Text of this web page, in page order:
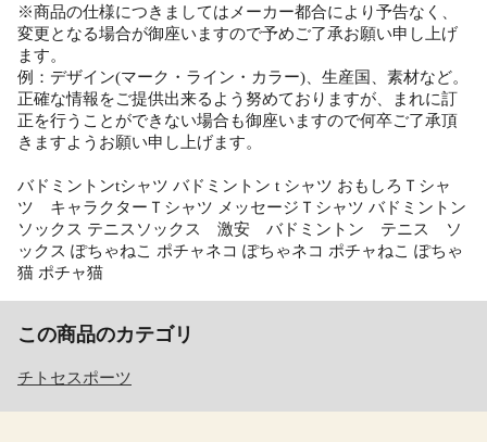
※商品の仕様につきましてはメーカー都合により予告なく、
変更となる場合が御座いますので予めご了承お願い申し上げ
ます。
例：デザイン(マーク・ライン・カラー)、生産国、素材など。
正確な情報をご提供出来るよう努めておりますが、まれに訂
正を行うことができない場合も御座いますので何卒ご了承頂
きますようお願い申し上げます。
バドミントンtシャツ バドミントン t シャツ おもしろＴシャ
ツ キャラクターＴシャツ メッセージＴシャツ バドミントン
ソックス テニスソックス 激安 バドミントン テニス ソ
ックス ぽちゃねこ ポチャネコ ぽちゃネコ ポチャねこ ぽちゃ
猫 ポチャ猫
この商品のカテゴリ
チトセスポーツ